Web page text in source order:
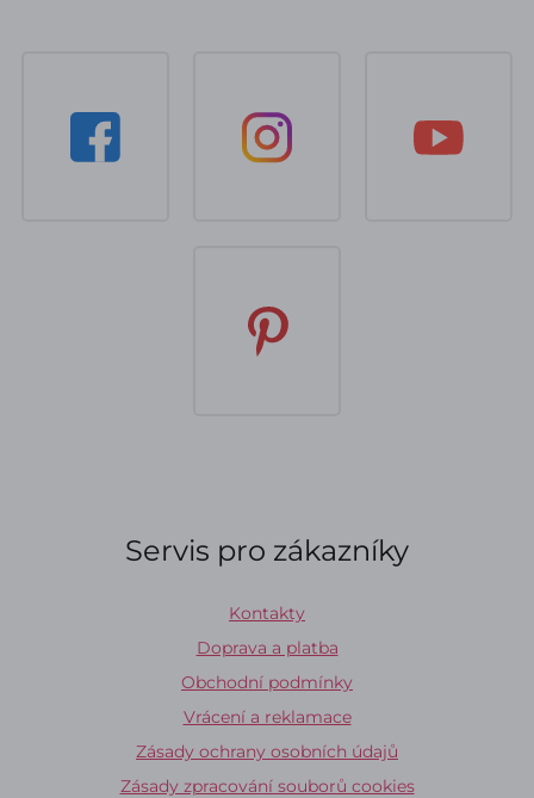
Servis pro zákazníky
Kontakty
Doprava a platba
Obchodní podmínky
Vrácení a reklamace
Zásady ochrany osobních údajů
Zásady zpracování souborů cookies